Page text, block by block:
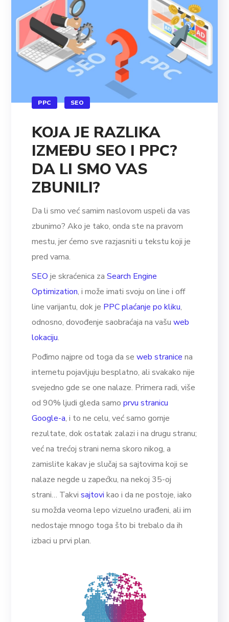
PPC SEO
KOJA JE RAZLIKA
IZMEĐU SEO I PPC?
DA LI SMO VAS
ZBUNILI?
Da li smo već samim naslovom uspeli da vas
zbunimo? Ako je tako, onda ste na pravom
mestu, jer ćemo sve razjasniti u tekstu koji je
pred vama.
SEO je skraćenica zaSearch Engine
Optimization, i može imati svoju on line i off
line varijantu, dok je PPC plaćanje po kliku,
odnosno, dovođenje saobraćaja na vašuweb
lokaciju.
Pođimo najpre od toga da seweb stranice na
internetu pojavljuju besplatno, ali svakako nije
svejedno gde se one nalaze. Primera radi, više
od 90% ljudi gleda samoprvu stranicu
Google-a, i to ne celu, već samo gornje
rezultate, dok ostatak zalazi i na drugu stranu;
već na trećoj strani nema skoro nikog, a
zamislite kakav je slučaj sa sajtovima koji se
nalaze negde u zapećku, na nekoj 35-oj
strani… Takvisajtovi kao i da ne postoje, iako
su možda veoma lepo vizuelno urađeni, ali im
nedostaje mnogo toga što bi trebalo da ih
izbaci u prvi plan.